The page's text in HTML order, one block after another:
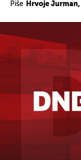
Piše Hrvoje Jurman,